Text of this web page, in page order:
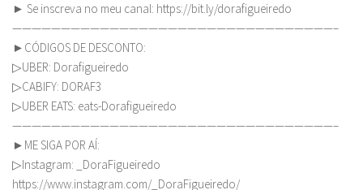
► Se inscreva no meu canal: https://bit.ly/dorafigueiredo
—————————————————————————————————–
►CÓDIGOS DE DESCONTO:
▷UBER: Dorafigueiredo
▷CABIFY: DORAF3
▷UBER EATS: eats-Dorafigueiredo
—————————————————————————————————–
►ME SIGA POR AÍ:
▷Instagram: _DoraFigueiredo
https://www.instagram.com/_DoraFigueiredo/